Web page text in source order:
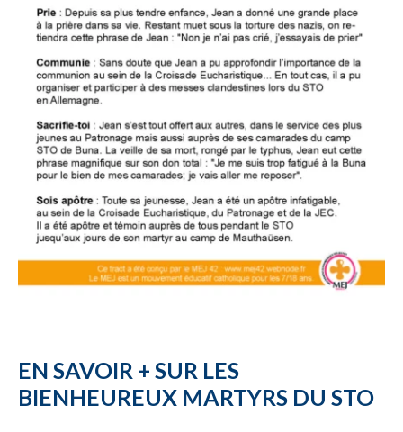
EN SAVOIR + SUR LES
BIENHEUREUX MARTYRS DU STO